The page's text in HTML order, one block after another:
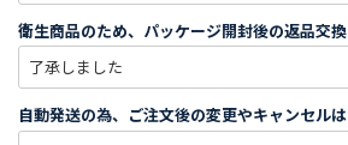
衛生商品のため、パッケージ開封後の返品交換
自動発送の為、ご注文後の変更やキャンセルは